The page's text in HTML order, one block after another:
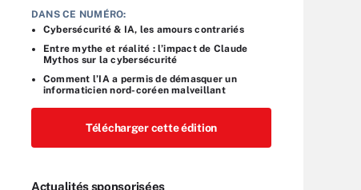
DANS CE NUMÉRO:
Cybersécurité & IA, les amours contrariés
Entre mythe et réalité : l’impact de Claude
Mythos sur la cybersécurité
Comment l’IA a permis de démasquer un
informaticien nord-coréen malveillant
Télécharger cette édition
Actualités sponsorisées